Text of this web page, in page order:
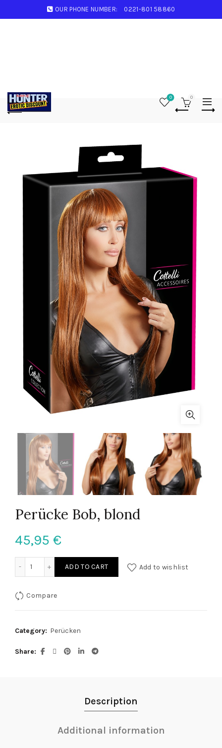
OUR PHONE NUMBER: 0221-801 58860
0 0
Perücke Bob, blond
45,95 €
ADD TO CART Add to wishlist
Compare
Category: Perücken
Share
Description
Additional information